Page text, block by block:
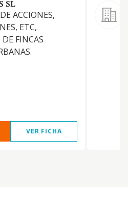
SL
ACCIONES,
ETC,
FINCAS
VER FICHA